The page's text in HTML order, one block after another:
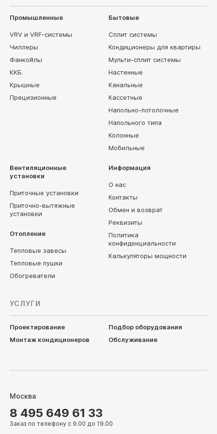
Промышленные
VRV и VRF-системы
Чиллеры
Фанкойлы
ККБ
Крышные
Прецизионные
Бытовые
Сплит системы
Кондиционеры для квартиры
Мульти-сплит системы
Настенные
Канальные
Кассетные
Напольно-потолочные
Напольного типа
Колонные
Мобильные
Вентиляционные
установки
Приточные установки
Приточно-вытяжные
установки
Отопление
Тепловые завесы
Тепловые пушки
Обогреватели
Информация
О нас
Контакты
Обмен и возврат
Реквизиты
Политика
конфиденциальности
Калькуляторы мощности
УСЛУГИ
Проектирование
Подбор оборудования
Монтаж кондиционеров
Обслуживание
Москва
8 495 649 61 33
Заказ по телефону с 9.00 до 19.00